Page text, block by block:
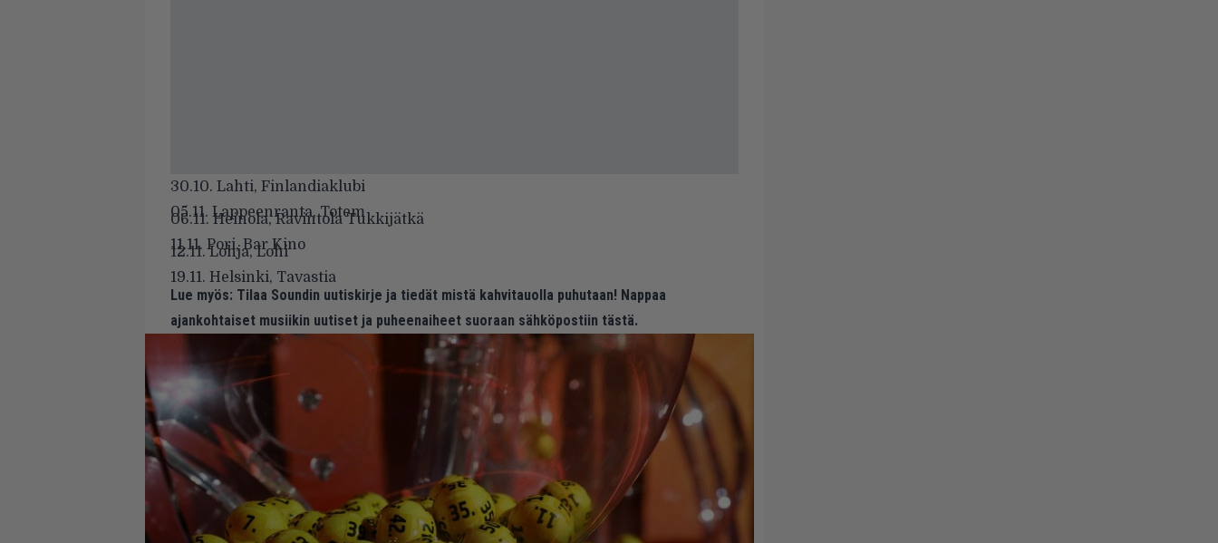
30.10. Lahti, Finlandiaklubi
05.11. Lappeenranta, Totem
06.11. Heinola, Ravintola Tukkijätkä
11.11. Pori, Bar Kino
12.11. Lohja, Lohi
19.11. Helsinki, Tavastia
Lue myös: Tilaa Soundin uutiskirje ja tiedät mistä kahvitauolla puhutaan! Nappaa
ajankohtaiset musiikin uutiset ja puheenaiheet suoraan sähköpostiin tästä.